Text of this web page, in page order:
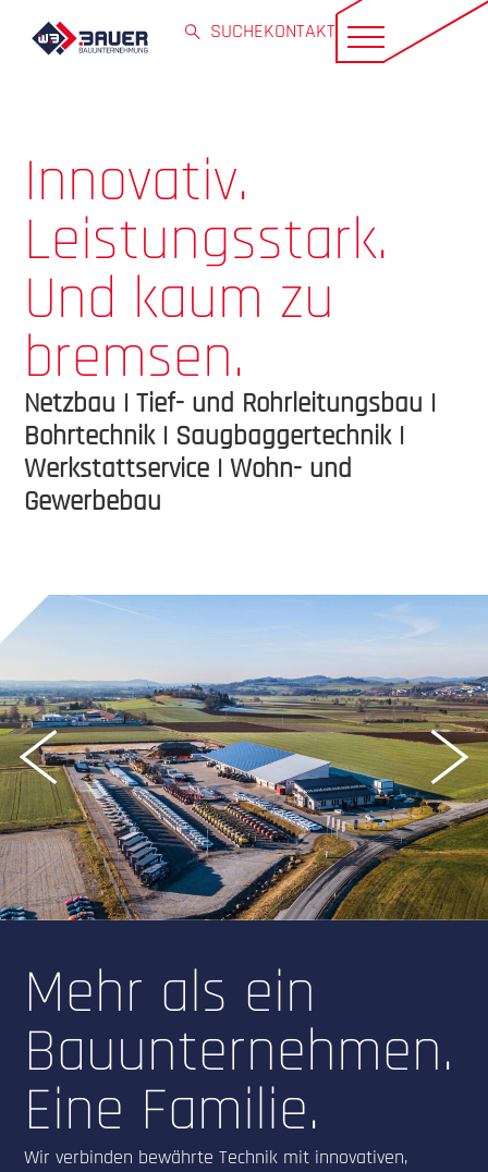
SUCHEKONTAKT
Innovativ.
Leistungsstark.
Und kaum zu
bremsen.
Netzbau | Tief- und Rohrleitungsbau |
Bohrtechnik | Saugbaggertechnik |
Werkstattservice | Wohn- und
Gewerbebau
Mehr als ein
Bauunternehmen.
Eine Familie.
Wir verbinden bewährte Technik mit innovativen,